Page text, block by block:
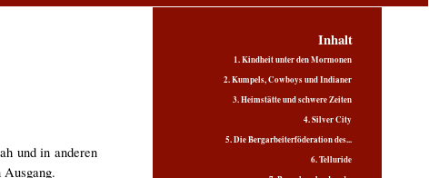
und in anderen
Inhalt
1. Kindheit unter den Mormonen
2. Kumpels, Cowboys und Indianer
3. Heimstätte und schwere Zeiten
4. Silver City
5. Die Bergarbeiterföderation des...
6. Telluride